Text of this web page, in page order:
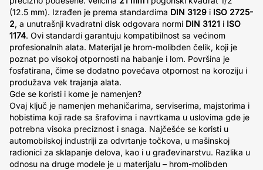
(12.5 mm). Izrađen je prema standardima DIN 3129 i ISO 2725-
2, a unutrašnji kvadratni disk odgovara normi DIN 3121 i ISO
1174. Ovi standardi garantuju kompatibilnost sa većinom
profesionalnih alata. Materijal je hrom-molibden čelik, koji je
poznat po visokoj otpornosti na habanje i lom. Površina je
fosfatirana, čime se dodatno povećava otpornost na koroziju i
produžava vek trajanja alata.
Gde se koristi i kome je namenjen?
Ovaj ključ je namenjen mehaničarima, serviserima, majstorima i
hobistima koji rade sa šrafovima i navrtkama u uslovima gde je
potrebna visoka preciznost i snaga. Najčešće se koristi u
automobilskoj industriji za odvrtanje točkova, u mašinskoj
radionici za sklapanje delova, kao i u građevinarstvu. Razlika u
odnosu na druge modele je u materijalu – hrom-molibden